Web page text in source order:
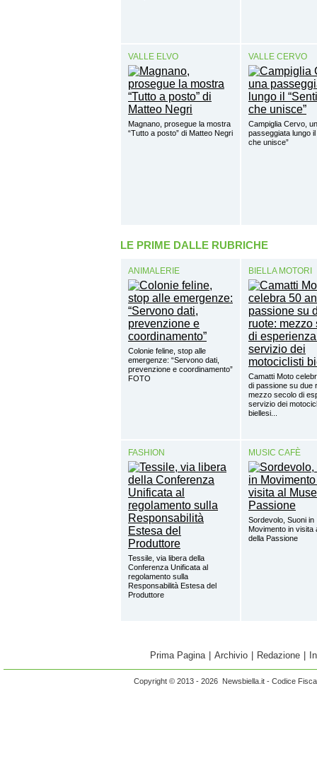
VALLE ELVO
Magnano, prosegue la mostra
“Tutto a posto” di Matteo Negri
VALLE CERVO
Campiglia Cervo,
passeggiata lungo il
che unisce”
LE PRIME DALLE RUBRICHE
ANIMALERIE
Colonie feline, stop alle
emergenze: “Servono dati,
prevenzione e coordinamento”
FOTO
BIELLA MOTORI
Camatti Moto
di passione su due
mezzo secolo di
servizio dei
biellesi...
FASHION
Tessile, via libera della
Conferenza Unificata al
regolamento sulla
Responsabilità Estesa del
Produttore
MUSIC CAFÈ
Sordevolo, Suoni in
Movimento in visita
della Passione
Prima Pagina | Archivio | Redazione |
Copyright © 2013 - 2026 Newsbiella.it - Codice